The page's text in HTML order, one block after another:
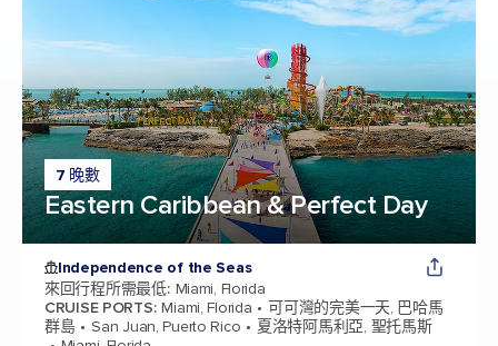
7 晚數
Eastern Caribbean & Perfect Day
Independence of the Seas
來回行程所需最低: Miami, Florida
CRUISE PORTS: Miami, Florida
可可灣的完美一天, 巴哈馬
群島
San Juan, Puerto Rico
夏洛特阿馬利亞, 聖托馬斯